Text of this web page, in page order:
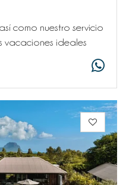
como nuestro servicio
vacaciones ideales